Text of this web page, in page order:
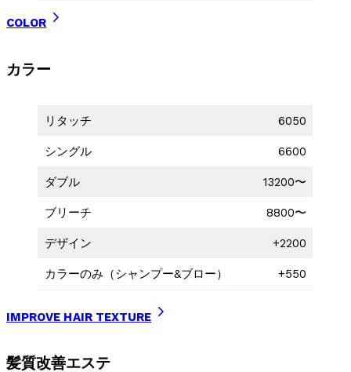
COLOR
カラー
リタッチ 6050
シングル 6600
ダブル 13200〜
ブリーチ 8800〜
デザイン +2200
カラーのみ（シャンプー&ブロー） +550
IMPROVE HAIR TEXTURE
髪質改善エステ